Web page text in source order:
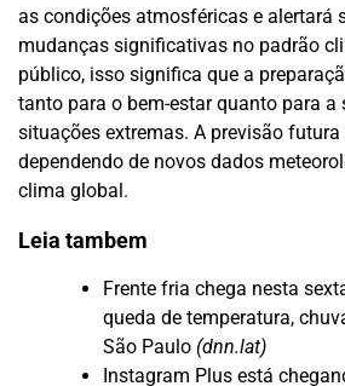
as condições atmosféricas e alertará
mudanças significativas no padrão
público, isso significa que a
tanto para o bem-estar quanto para a
situações extremas. A previsão
dependendo de novos dados
clima global.
Leia tambem
Frente fria chega nesta
queda de temperatura,
São Paulo (dnn.lat)
Instagram Plus está